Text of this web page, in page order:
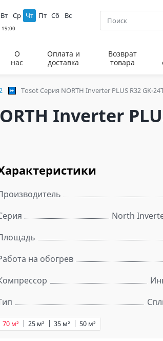
Вт Ср Чт Пт Сб Вс
О
нас
Оплата и
доставка
Возврат
товара
Tosot Серия NORTH Inverter PLUS R32 GK-
Inverter
North
на обогрев
25 м² 35 м² 50 м²
70 м²